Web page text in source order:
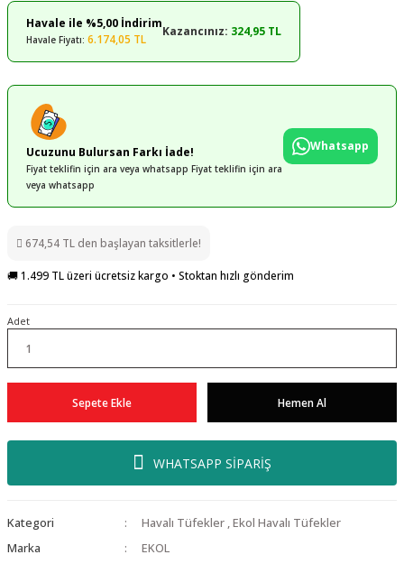
Havale ile %5,00 İndirim
Havale Fiyatı: 6.174,05 TL
Kazancınız: 324,95 TL
Ucuzunu Bulursan Farkı İade!
Fiyat teklifin için ara veya whatsapp Fiyat teklifin için ara
veya whatsapp
Whatsapp
674,54 TL den başlayan taksitlerle!
🚚 1.499 TL üzeri ücretsiz kargo • Stoktan hızlı gönderim
Adet
Sepete Ekle Hemen Al
WHATSAPP SİPARİŞ
Kategori Havalı Tüfekler ,Ekol Havalı Tüfekler
Marka
EKOL